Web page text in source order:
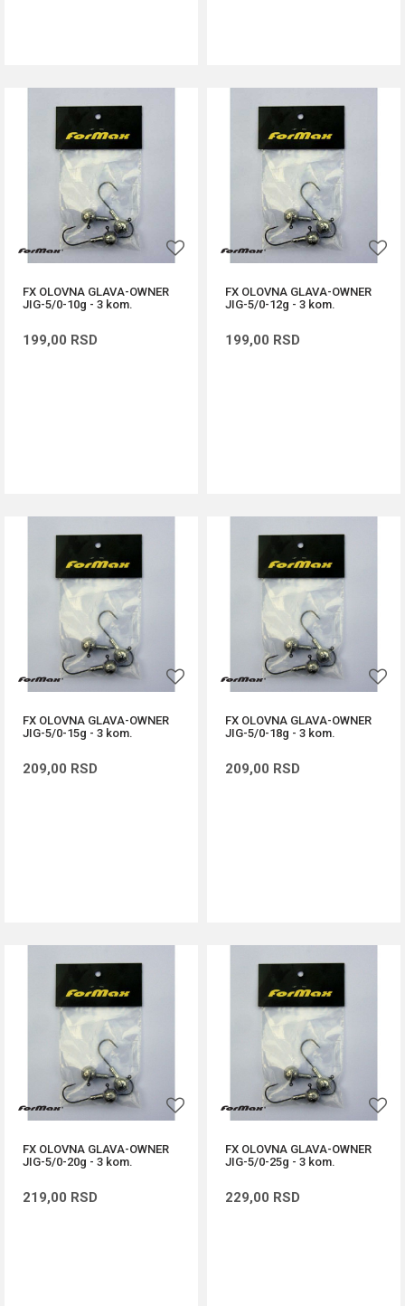
FX OLOVNA GLAVA-OWNER
JIG-5/0-10g - 3 kom.
199,00 RSD
FX OLOVNA GLAVA-OWNER
JIG-5/0-12g - 3 kom.
199,00 RSD
FX OLOVNA GLAVA-OWNER
JIG-5/0-15g - 3 kom.
209,00 RSD
FX OLOVNA GLAVA-OWNER
JIG-5/0-18g - 3 kom.
209,00 RSD
FX OLOVNA GLAVA-OWNER
JIG-5/0-20g - 3 kom.
219,00 RSD
FX OLOVNA GLAVA-OWNER
JIG-5/0-25g - 3 kom.
229,00 RSD